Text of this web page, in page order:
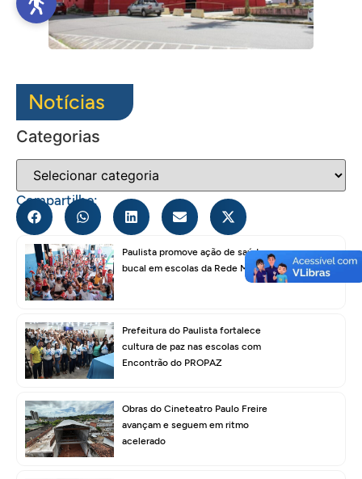
Notícias
Categorias
Compartilhe:
Paulista promove ação de saúde
bucal em escolas da Rede Municipal
Prefeitura do Paulista fortalece
cultura de paz nas escolas com
Encontrão do PROPAZ
Obras do Cineteatro Paulo Freire
avançam e seguem em ritmo
acelerado